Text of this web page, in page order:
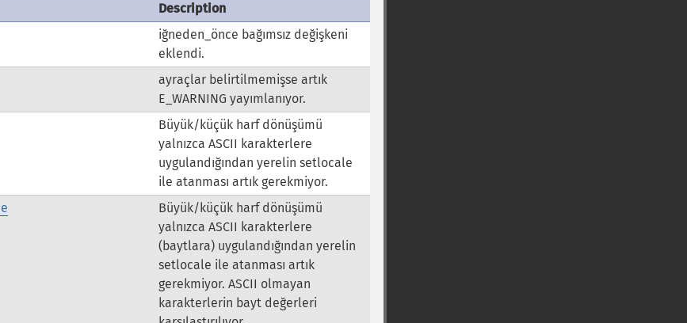
Description
iğneden_önce bağımsız değişkeni
eklendi.
ayraçlar belirtilmemişse artık
E_WARNING yayımlanıyor.
Büyük/küçük harf dönüşümü
yalnızca ASCII karakterlere
uygulandığından yerelin setlocale
ile atanması artık gerekmiyor.
Büyük/küçük harf dönüşümü
yalnızca ASCII karakterlere
(baytlara) uygulandığından yerelin
setlocale ile atanması artık
gerekmiyor. ASCII olmayan
karakterlerin bayt değerleri